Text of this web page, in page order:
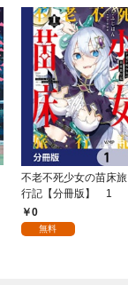
不老不死少女の苗床旅
行記【分冊版】 1
0
無料